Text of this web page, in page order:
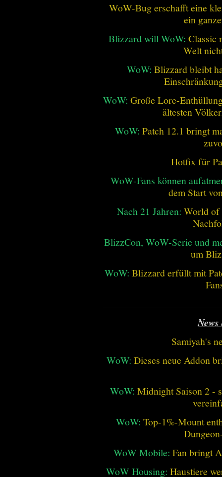
WoW-Bug erschafft eine
ein
Blizzard will WoW: Classic
Welt
WoW: Blizzard bleibt
WoW: Große Lore-
ältesten
WoW: Patch 12.1 bringt
Hotfix für
WoW-Fans können
dem Start
Nach 21 Jahren: World of
BlizzCon, WoW-Serie und
um
WoW: Blizzard erfüllt mit
Samiyah's
WoW: Dieses neue Addon
WoW: Midnight Saison 2 -
WoW: Top-1%-Mount
WoW Mobile: Fan bringt
WoW Housing: Haustiere